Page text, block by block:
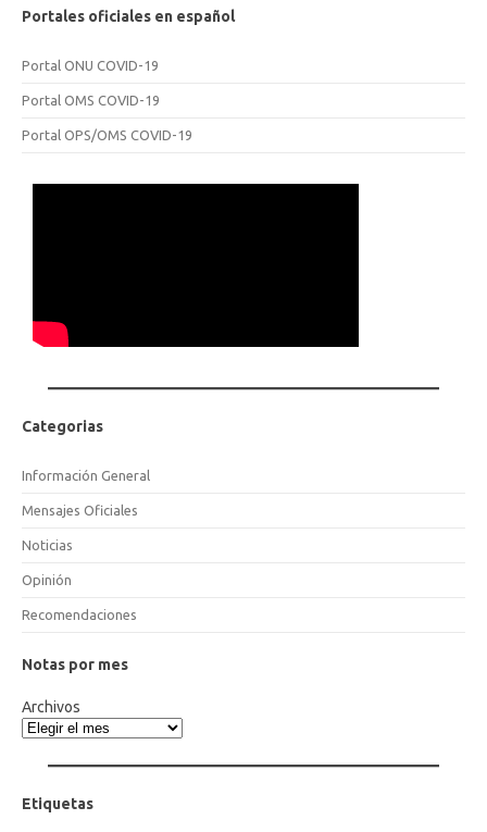
Portales oficiales en español
Portal ONU COVID-19
Portal OMS COVID-19
Portal OPS/OMS COVID-19
Categorias
Información General
Mensajes Oficiales
Noticias
Opinión
Recomendaciones
Notas por mes
Archivos
Etiquetas